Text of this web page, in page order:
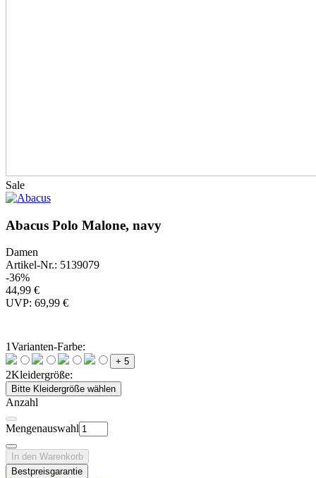
Sale
Abacus Polo Malone, navy
Damen
Artikel-Nr.: 5139079
-36%
44,99 €
UVP: 69,99 €
1Varianten-Farbe:
+ 5
2Kleidergröße:
Bitte Kleidergröße wählen
Anzahl
Mengenauswahl
In den Warenkorb
Bestpreisgarantie